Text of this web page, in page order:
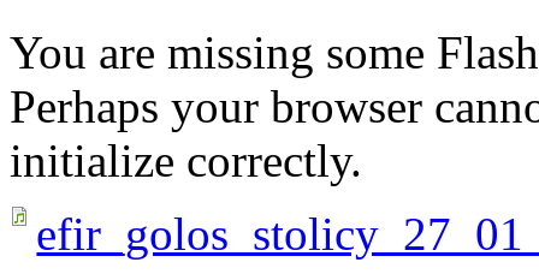
You are missing some
Perhaps your browser
initialize correctly.